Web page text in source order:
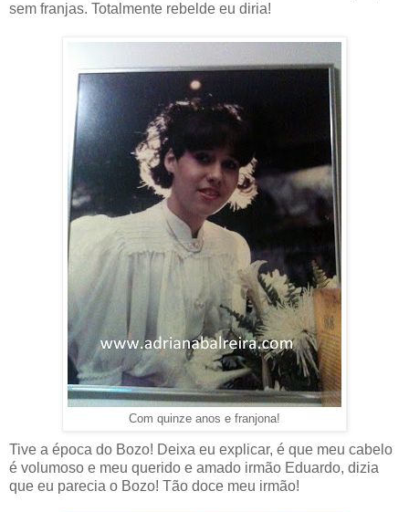
sem franjas. Totalmente rebelde eu diria!
Com quinze anos e franjona!
Tive a época do Bozo! Deixa eu explicar, é que meu cabelo
é volumoso e meu querido e amado irmão Eduardo, dizia
que eu parecia o Bozo! Tão doce meu irmão!